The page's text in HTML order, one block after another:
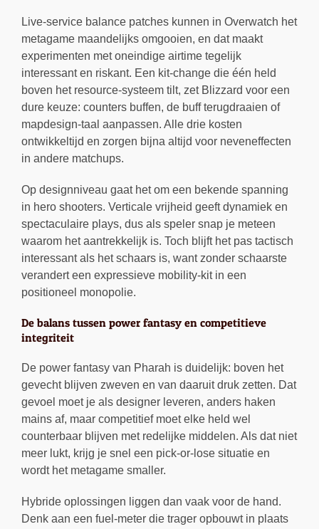
Live-service balance patches kunnen in Overwatch het
metagame maandelijks omgooien, en dat maakt
experimenten met oneindige airtime tegelijk
interessant en riskant. Een kit-change die één held
boven het resource-systeem tilt, zet Blizzard voor een
dure keuze: counters buffen, de buff terugdraaien of
mapdesign-taal aanpassen. Alle drie kosten
ontwikkeltijd en zorgen bijna altijd voor neveneffecten
in andere matchups.
Op designniveau gaat het om een bekende spanning
in hero shooters. Verticale vrijheid geeft dynamiek en
spectaculaire plays, dus als speler snap je meteen
waarom het aantrekkelijk is. Toch blijft het pas tactisch
interessant als het schaars is, want zonder schaarste
verandert een expressieve mobility-kit in een
positioneel monopolie.
De balans tussen power fantasy en competitieve
integriteit
De power fantasy van Pharah is duidelijk: boven het
gevecht blijven zweven en van daaruit druk zetten. Dat
gevoel moet je als designer leveren, anders haken
mains af, maar competitief moet elke held wel
counterbaar blijven met redelijke middelen. Als dat niet
meer lukt, krijg je snel een pick-or-lose situatie en
wordt het metagame smaller.
Hybride oplossingen liggen dan vaak voor de hand.
Denk aan een fuel-meter die trager opbouwt in plaats